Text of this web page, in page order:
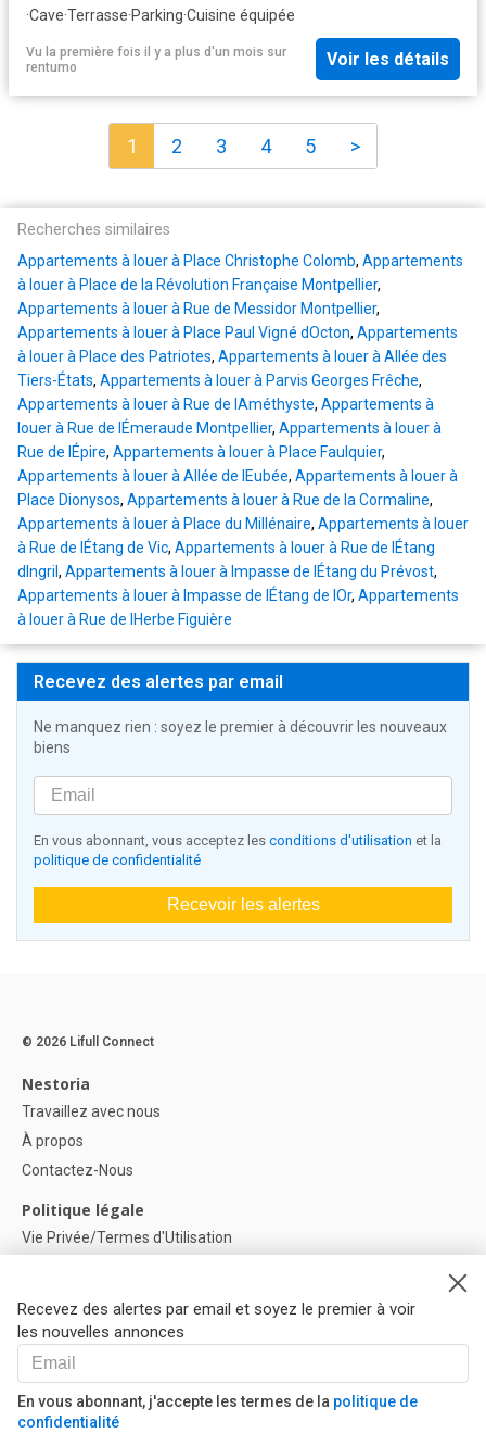
·Cave·Terrasse·Parking·Cuisine équipée
Vu la première fois il y a plus d'un mois sur
rentumo
Voir les détails
1 2 3 4 5 >
Recherches similaires
Appartements à louer à Place Christophe Colomb, Appartements
à louer à Place de la Révolution Française Montpellier,
Appartements à louer à Rue de Messidor Montpellier,
Appartements à louer à Place Paul Vigné dOcton, Appartements
à louer à Place des Patriotes, Appartements à louer à Allée des
Tiers-États, Appartements à louer à Parvis Georges Frêche,
Appartements à louer à Rue de lAméthyste, Appartements à
louer à Rue de lÉmeraude Montpellier, Appartements à louer à
Rue de lÉpire, Appartements à louer à Place Faulquier,
Appartements à louer à Allée de lEubée, Appartements à louer à
Place Dionysos, Appartements à louer à Rue de la Cormaline,
Appartements à louer à Place du Millénaire, Appartements à louer
à Rue de lÉtang de Vic, Appartements à louer à Rue de lÉtang
dIngril , Appartements à louer à Impasse de lÉtang du Prévost,
Appartements à louer à Impasse de lÉtang de lOr, Appartements
à louer à Rue de lHerbe Figuière
Recevez des alertes par email
Ne manquez rien : soyez le premier à découvrir les nouveaux
biens
En vous abonnant, vous acceptez les conditions d'utilisation et la
politique de confidentialité
Recevoir les alertes
Recevez des alertes par email et soyez le premier à voir
les nouvelles annonces
En vous abonnant, j'accepte les termes de la politique de
confidentialité
© 2026 Lifull Connect
Nestoria
Travaillez avec nous
À propos
Contactez-Nous
Politique légale
Vie Privée/Termes d'Utilisation
Paramètres des cookies
Aide
FAQ
Nos Partenaires